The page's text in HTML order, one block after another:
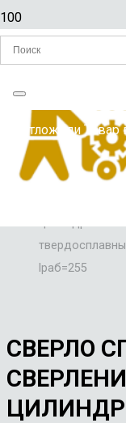
Вы отложилиТовар
Главная
/
СВЕРЛА
lраб=255
СВЕРЛО